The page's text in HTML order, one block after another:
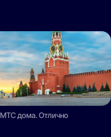
МТС дома. Отлично